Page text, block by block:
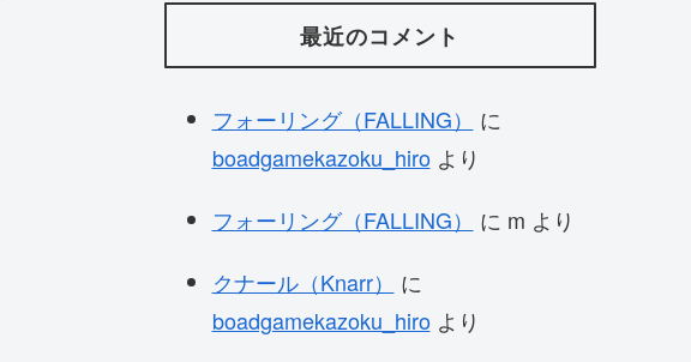
最近のコメント
フォーリング（FALLING）
に
boadgamekazoku_hiroより
フォーリング（FALLING）
に m より
クナール（Knarr）
に
boadgamekazoku_hiroより